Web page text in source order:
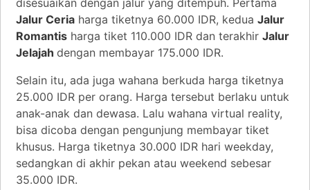
Jalur Ceria harga tiketnya 60.000 IDR, kedua Jalur
Romantis harga tiket 110.000 IDR dan terakhir Jalur
Jelajah dengan membayar 175.000 IDR.
Selain itu, ada juga wahana berkuda harga tiketnya
25.000 IDR per orang. Harga tersebut berlaku untuk
anak-anak dan dewasa. Lalu wahana virtual reality,
bisa dicoba dengan pengunjung membayar tiket
khusus. Harga tiketnya 30.000 IDR hari weekday,
sedangkan di akhir pekan atau weekend sebesar
35.000 IDR.